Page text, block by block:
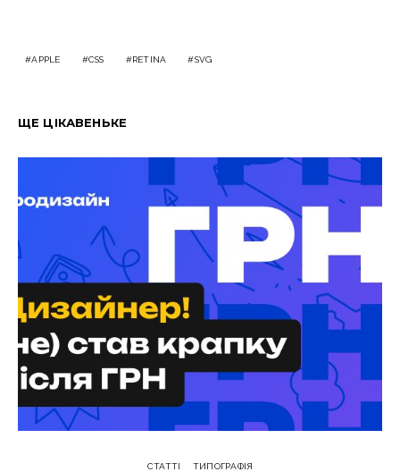
APPLE CSS RETINA SVG
ЩЕ ЦІКАВЕНЬКЕ
СТАТТІ ТИПОГРАФІЯ